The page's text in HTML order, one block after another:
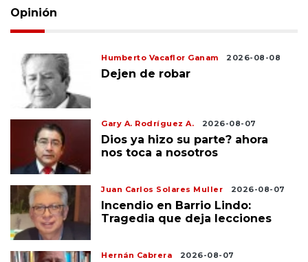
Opinión
Humberto Vacaflor Ganam 2026-08-08
Dejen de robar
Gary A. Rodríguez A. 2026-08-07
Dios ya hizo su parte? ahora
nos toca a nosotros
Juan Carlos Solares Muller 2026-08-07
Incendio en Barrio Lindo:
Tragedia que deja lecciones
Hernán Cabrera 2026-08-07